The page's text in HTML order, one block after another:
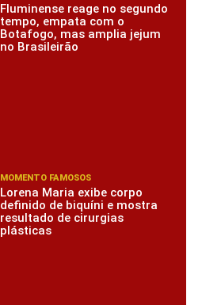
Fluminense reage no segundo
tempo, empata com o
Botafogo, mas amplia jejum
no Brasileirão
MOMENTO FAMOSOS
Lorena Maria exibe corpo
definido de biquíni e mostra
resultado de cirurgias
plásticas